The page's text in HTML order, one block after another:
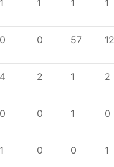
1 1 1 1
0 0 57 12
4 2 1 2
0 0 1 0
1 0 0 1